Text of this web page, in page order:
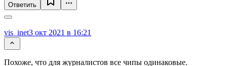
Ответить
vis_inet3 окт 2021 в 16:21
Похоже, что для журналистов все чипы одинаковые.